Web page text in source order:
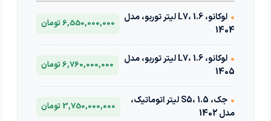
•
لوکانو، L7، 1.6 لیتر توربو، مدل
1404
6,550,000,000 تومان
•
لوکانو، L7، 1.6 لیتر توربو، مدل
1405
6,760,000,000 تومان
•
جک، S5، 1.5 لیتر اتوماتیک،
مدل 1402
3,750,000,000 تومان